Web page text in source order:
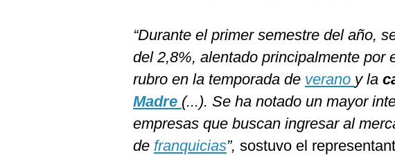
“Durante el primer semestre del año,
del 2,8%, alentado principalmente por
rubro en la temporada de verano y la
Madre (...). Se ha notado un mayor
empresas que buscan ingresar al
de franquicias”, sostuvo el